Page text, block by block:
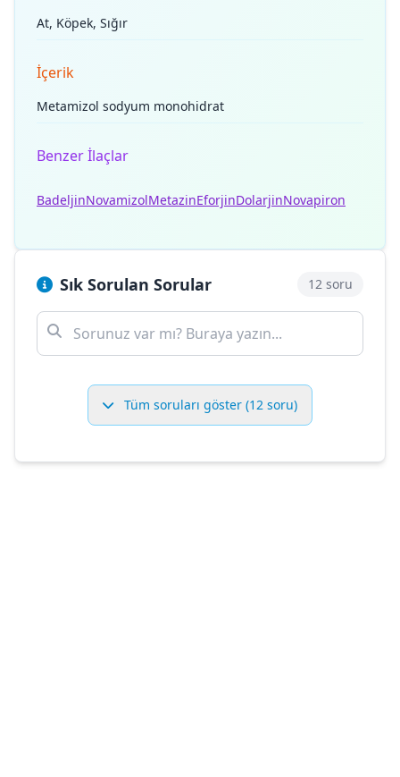
At, Köpek, Sığır
İçerik
Metamizol sodyum monohidrat
Benzer İlaçlar
BadeljinNovamizolMetazinEforjinDolarjinNovapiron
Sık Sorulan Sorular 12 soru
Tüm soruları göster (12 soru)